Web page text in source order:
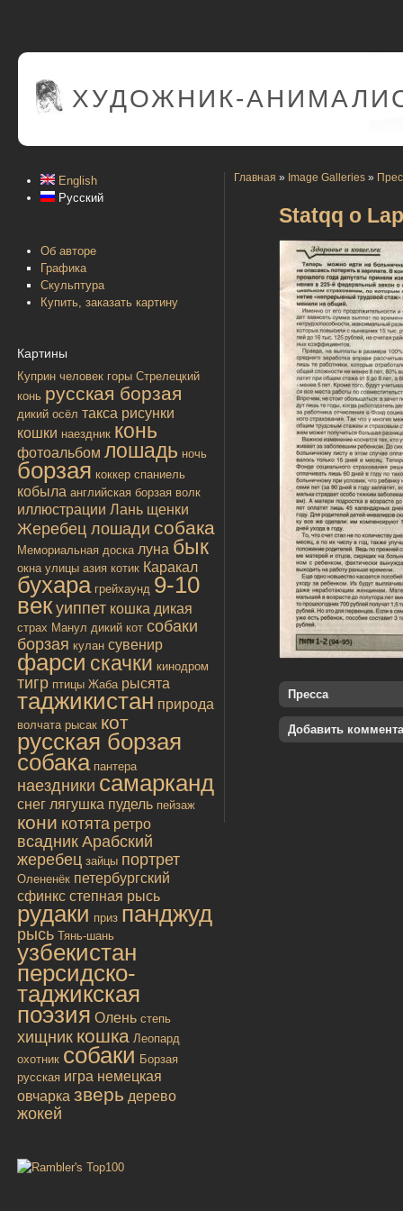
ХУДОЖНИК-
English
Русский
Об авторе
Графика
Скульптура
Купить, заказать картину
Картины
Куприн человек горы Стрелецкий
конь русская борзая
дикий осёл такса рисунки
кошки наездник конь
фотоальбом лошадь ночь
борзая коккер спаниель
кобыла английская борзая волк
иллюстрации Лань щенки
Жеребец лошади собака
Мемориальная доска луна бык
окна улицы азия котик Каракал
бухара грейхаунд 9-10
век уиппет кошка дикая
страх Манул дикий кот собаки
борзая кулан сувенир
фарси скачки кинодром
тигр птицы Жаба рысята
таджикистан природа
волчата рысак кот
русская борзая
собака пантера
наездники самарканд
снег лягушка пудель пейзаж
кони котята ретро
всадник Арабский
жеребец зайцы портрет
Олененёк петербургский
сфинкс степная рысь
рудаки приз панджуд
рысь Тянь-шань
узбекистан
персидско-
таджикская
поэзия Олень степь
хищник кошка Леопард
охотник собаки Борзая
русская игра немецкая
овчарка зверь дерево
жокей
Главная » Image Galleries »
Statqq o
Пресса
Добавить